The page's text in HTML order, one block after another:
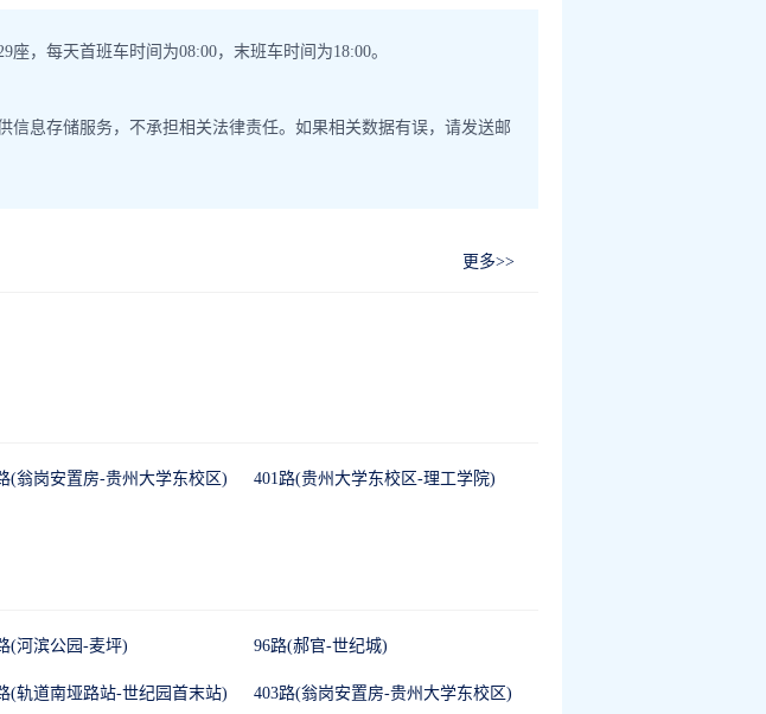
，每天首班车时间为08:00，末班车时间为18:00。
息存储服务，不承担相关法律责任。如果相关数据有误，请发送邮
更多>>
(翁岗安置房-贵州大学东校区) 401路(贵州大学东校区-理工学院)
(河滨公园-麦坪) 96路(郝官-世纪城)
(轨道南垭路站-世纪园首末站) 403路(翁岗安置房-贵州大学东校区)